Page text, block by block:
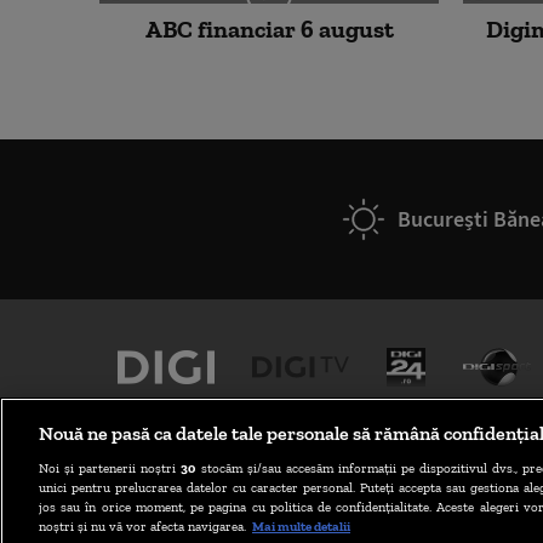
ABC financiar 6 august
București
Nouă ne pasă ca datele tale personale să rămână
Noi și partenerii noștri30 stocăm și/sau accesăm informații pe dispozitivul dvs.,
unici pentru prelucrarea datelor cu caracter personal. Puteți accepta sau gestiona
jos sau în orice moment, pe pagina cu politica de confidențialitate. Aceste alegeri
noștri și nu vă vor afecta navigarea. Mai multe detalii